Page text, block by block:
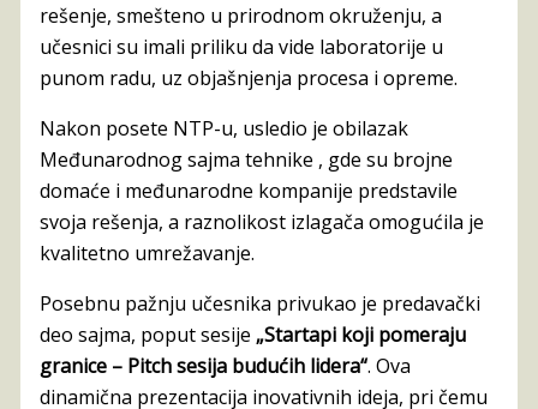
rešenje, smešteno u prirodnom okruženju, a
učesnici su imali priliku da vide laboratorije u
punom radu, uz objašnjenja procesa i opreme.
Nakon posete NTP-u, usledio je obilazak
Međunarodnog sajma tehnike , gde su brojne
domaće i međunarodne kompanije predstavile
svoja rešenja, a raznolikost izlagača omogućila je
kvalitetno umrežavanje.
Posebnu pažnju učesnika privukao je predavački
deo sajma, poput sesije „Startapi koji pomeraju
granice – Pitch sesija budućih lidera“. Ova
dinamična prezentacija inovativnih ideja, pri čemu